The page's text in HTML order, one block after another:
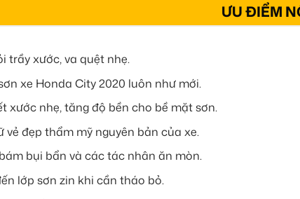
ƯU ĐIỂM
trầy xước, va quệt nhẹ.
xe Honda City 2020 luôn như mới.
xước nhẹ, tăng độ bền cho bề mặt sơn.
vẻ đẹp thẩm mỹ nguyên bản của xe.
bụi bẩn và các tác nhân ăn mòn.
lớp sơn zin khi cần tháo bỏ.